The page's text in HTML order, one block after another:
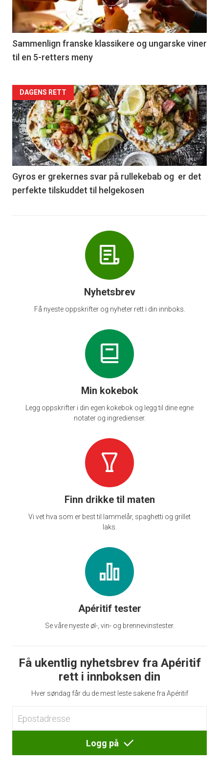
-
5
Sammenlign franske klassikere og ungarske viner
til en 5-retters meny
Forsiden
akkurat
nå
-
6
DAGENS RETT
Gyros er grekernes svar på rullekebab og er det
perfekte tilskuddet til helgekosen
Nyhetsbrev
Få nyeste oppskrifter og nyheter rett i din innboks.
Min kokebok
Legg oppskrifter i din egen kokebok og legg til dine egne
notater og ingredienser.
Finn drikke til maten
Vi vet hva som er best til lammelår, spaghetti og grillet
laks.
Apéritif tester
Se våre nyeste øl-, vin- og brennevinstester.
Få ukentlig nyhetsbrev fra Apéritif
rett i innboksen din
Hver søndag får du de mest leste sakene fra Apéritif
Logg på